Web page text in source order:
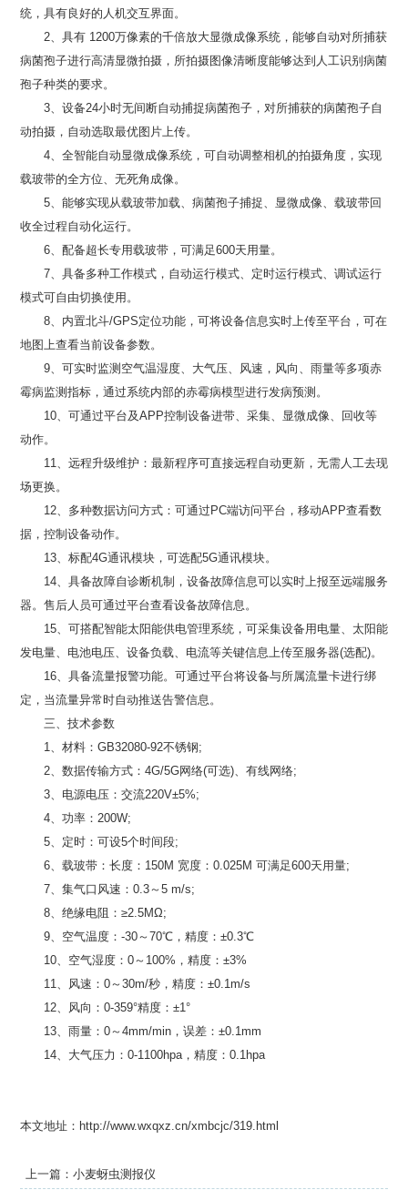
统，具有良好的人机交互界面。
2、具有 1200万像素的千倍放大显微成像系统，能够自动对所捕获
病菌孢子进行高清显微拍摄，所拍摄图像清晰度能够达到人工识别病菌
孢子种类的要求。
3、设备24小时无间断自动捕捉病菌孢子，对所捕获的病菌孢子自
动拍摄，自动选取最优图片上传。
4、全智能自动显微成像系统，可自动调整相机的拍摄角度，实现
载玻带的全方位、无死角成像。
5、能够实现从载玻带加载、病菌孢子捕捉、显微成像、载玻带回
收全过程自动化运行。
6、配备超长专用载玻带，可满足600天用量。
7、具备多种工作模式，自动运行模式、定时运行模式、调试运行
模式可自由切换使用。
8、内置北斗/GPS定位功能，可将设备信息实时上传至平台，可在
地图上查看当前设备参数。
9、可实时监测空气温湿度、大气压、风速，风向、雨量等多项赤
霉病监测指标，通过系统内部的赤霉病模型进行发病预测。
10、可通过平台及APP控制设备进带、采集、显微成像、回收等
动作。
11、远程升级维护：最新程序可直接远程自动更新，无需人工去现
场更换。
12、多种数据访问方式：可通过PC端访问平台，移动APP查看数
据，控制设备动作。
13、标配4G通讯模块，可选配5G通讯模块。
14、具备故障自诊断机制，设备故障信息可以实时上报至远端服务
器。售后人员可通过平台查看设备故障信息。
15、可搭配智能太阳能供电管理系统，可采集设备用电量、太阳能
发电量、电池电压、设备负载、电流等关键信息上传至服务器(选配)。
16、具备流量报警功能。可通过平台将设备与所属流量卡进行绑
定，当流量异常时自动推送告警信息。
三、技术参数
1、材料：GB32080-92不锈钢;
2、数据传输方式：4G/5G网络(可选)、有线网络;
3、电源电压：交流220V±5%;
4、功率：200W;
5、定时：可设5个时间段;
6、载玻带：长度：150M 宽度：0.025M 可满足600天用量;
7、集气口风速：0.3～5 m/s;
8、绝缘电阻：≥2.5MΩ;
9、空气温度：-30～70℃，精度：±0.3℃
10、空气湿度：0～100%，精度：±3%
11、风速：0～30m/秒，精度：±0.1m/s
12、风向：0-359°精度：±1°
13、雨量：0～4mm/min，误差：±0.1mm
14、大气压力：0-1100hpa，精度：0.1hpa
本文地址：http://www.wxqxz.cn/xmbcjc/319.html
上一篇： 小麦蚜虫测报仪